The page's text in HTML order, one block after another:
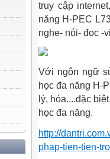
truy cập
năng H-PEC
nghe- nói- đọc -
Với ngôn ngữ
học đa năng H-
lý, hóa....đặc
học đa năng.
http://
phap-tien-tien-